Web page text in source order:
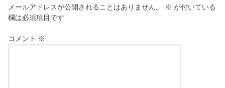
メールアドレスが公開されることはありません。 ※ が付いている
欄は必須項目です
コメント ※